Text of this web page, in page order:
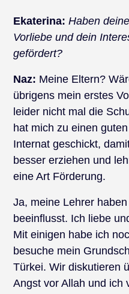
Ekaterina: Haben
Vorliebe und dein
gefördert?
Naz: Meine Eltern?
übrigens mein erstes
leider nicht mal die
hat mich zu einen
Internat geschickt,
besser erziehen und
eine Art Förderung.
Ja, meine Lehrer
beeinflusst. Ich liebe
Mit einigen habe ich
besuche mein
Türkei. Wir diskutieren
Angst vor Allah und ich